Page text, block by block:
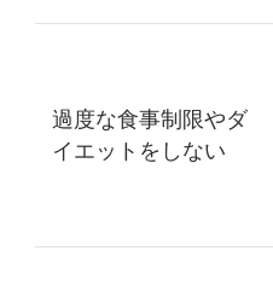
過度な食事制限やダ
イエットをしない